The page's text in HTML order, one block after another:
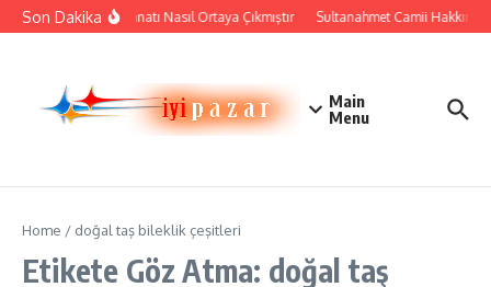
İçeriğe atla
Son DakikaÇini Sanatı Nasıl Ortaya Çıkmıştır Sultanahmet Camii
Main
Menu
Home / doğal taş bileklik çeşitleri
Etikete Göz Atma: doğal taş